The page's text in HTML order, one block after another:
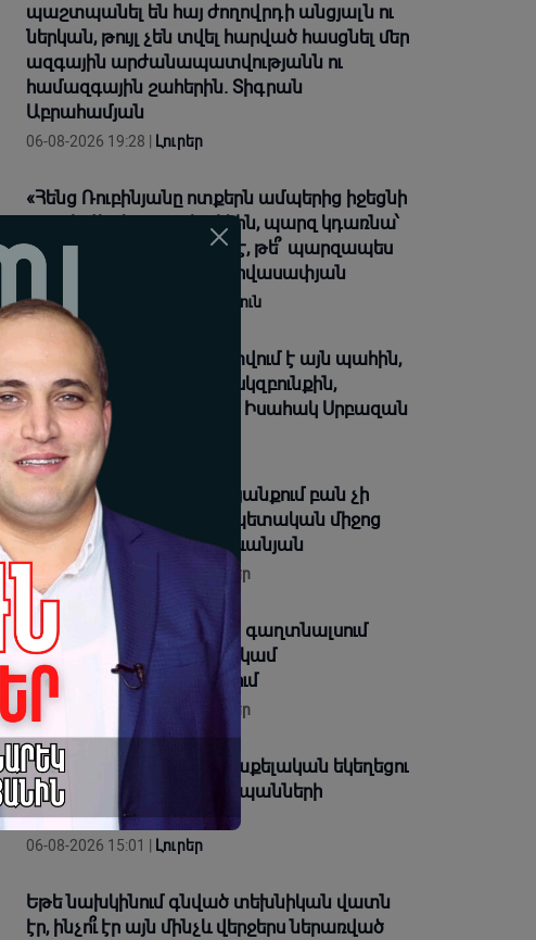
պաշտպանել են հայ ժողովրդի անցյալն ու
ներկան, թույլ չեն տվել հարված հասցնել մեր
ազգային արժանապատվությանն ու
համազգային շահերին. Տիգրան
Աբրահամյան
06-08-2026 19:28 | Լուրեր
«Հենց Ռուբինյանը ոտքերն ամպերից իջեցնի
ու բախվի ռեալ պոլիտիկին, պարզ կդառնա՝
նա սկզբունքների՞ մարդ է, թե՞ պարզապես
լավ դերասան». Արմեն Հովասափյան
06-08-2026 18:29 | Վերլուծություն
Արդարությունը հաստատվում է այն պահին,
երբ անձը ենթարկվում է սկզբունքին,
իշխանությունը՝ օրենքին. Իսահակ Սրբազան
06-08-2026 18:27 |
«Պադավատը» մարդու կյանքում բան չի
փոխում, բան չի տալիս, պետական միջոց
ինչի՞ ծառայեցվի. Վարդևանյան
06-08-2026 16:45 | Տեսանյութեր
ՔՊ-ին վերաբերվող ոչ մի գաղտնալսում
չհայտնվեց Քննչականի կամ
Հակակոռուպցիոնի էջերում
06-08-2026 16:25 | Տեսանյութեր
Սա հարձակում է Հայ Առաքելական եկեղեցու
դեմ․ Հինգ իրավապաշտպանների
նախաձեռնություն
06-08-2026 15:01 | Լուրեր
Եթե նախկինում գնված տեխնիկան վատն
էր, ինչո՞ւ էր այն մինչև վերջերս ներառված